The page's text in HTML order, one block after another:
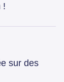
!
sur des